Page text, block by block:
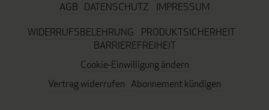
AGB DATENSCHUTZ
IMPRESSUM
WIDERRUFSBELEHRUNG
PRODUKTSICHERHEIT
BARRIEREFREIHEIT
Cookie-Einwilligung ändern
Vertrag widerrufen Abonnement kündigen